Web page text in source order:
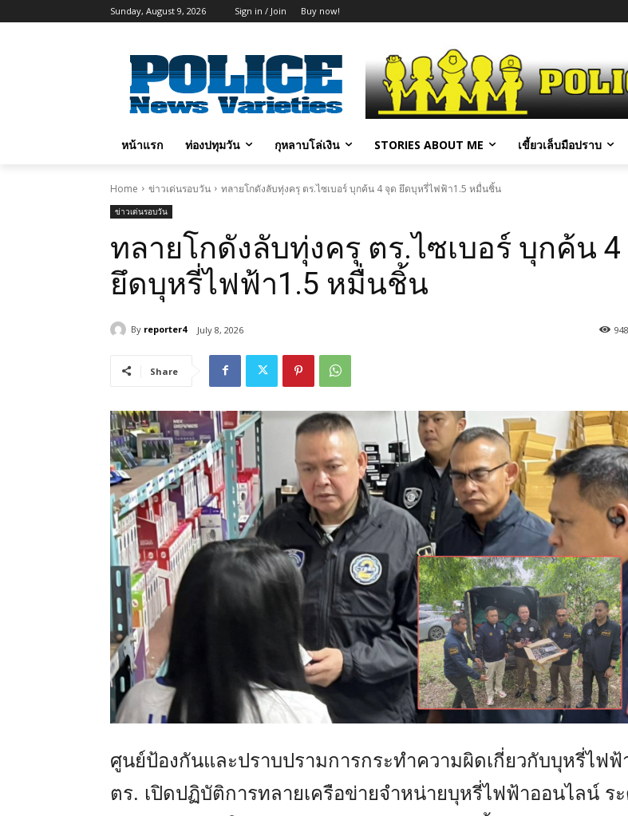
Sunday, August 9, 2026 Sign in / Join Buy now!
หน้าแรก ท่องปทุมวัน กุหลาบโล่เงิน STORIES ABOUT ME เขี้ยวเล็บมือปราบ
Home ข่าวเด่นรอบวัน ทลายโกดังลับทุ่งครุ ตร.ไซเบอร์ บุกค้น 4 จุด ยึดบุหรี่ไฟฟ้า1.5 หมื่นชิ้น
ข่าวเด่นรอบวัน
ทลายโกดังลับทุ่งครุ ตร.ไซเบอร์ บุกค้น 4
ยึดบุหรี่ไฟฟ้า1.5 หมื่นชิ้น
By reporter4 July 8, 2026 948
Share
ศูนย์ป้องกันและปราบปรามการกระทำความผิดเกี่ยวกับบุหรี่ไฟฟ้
ตร. เปิดปฏิบัติการทลายเครือข่ายจำหน่ายบุหรี่ไฟฟ้าออนไลน์ ร